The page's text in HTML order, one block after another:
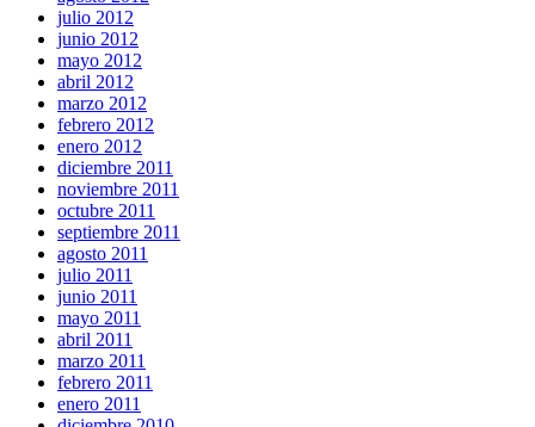
julio 2012
junio 2012
mayo 2012
abril 2012
marzo 2012
febrero 2012
enero 2012
diciembre 2011
noviembre 2011
octubre 2011
septiembre 2011
agosto 2011
julio 2011
junio 2011
mayo 2011
abril 2011
marzo 2011
febrero 2011
enero 2011